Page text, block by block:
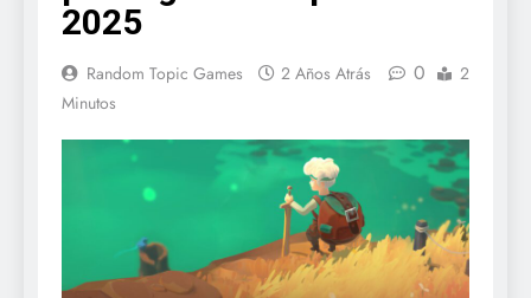
2025
Random Topic Games 2 Años Atrás 0
2
Minutos